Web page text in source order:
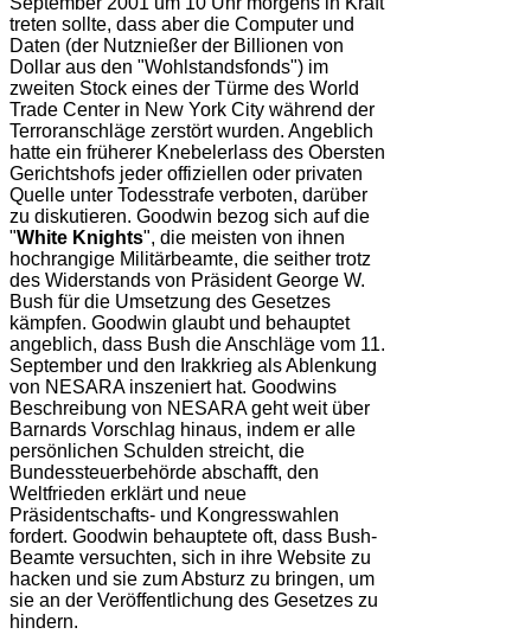
treten sollte, dass aber die Computer und
Daten (der Nutznießer der Billionen von
Dollar aus den "Wohlstandsfonds") im
zweiten Stock eines der Türme des World
Trade Center in New York City während der
Terroranschläge zerstört wurden. Angeblich
hatte ein früherer Knebelerlass des Obersten
Gerichtshofs jeder offiziellen oder privaten
Quelle unter Todesstrafe verboten, darüber
zu diskutieren. Goodwin bezog sich auf die
"White Knights", die meisten von ihnen
hochrangige Militärbeamte, die seither trotz
des Widerstands von Präsident George W.
Bush für die Umsetzung des Gesetzes
kämpfen. Goodwin glaubt und behauptet
angeblich, dass Bush die Anschläge vom 11.
September und den Irakkrieg als Ablenkung
von NESARA inszeniert hat. Goodwins
Beschreibung von NESARA geht weit über
Barnards Vorschlag hinaus, indem er alle
persönlichen Schulden streicht, die
Bundessteuerbehörde abschafft, den
Weltfrieden erklärt und neue
Präsidentschafts- und Kongresswahlen
fordert. Goodwin behauptete oft, dass Bush-
Beamte versuchten, sich in ihre Website zu
hacken und sie zum Absturz zu bringen, um
sie an der Veröffentlichung des Gesetzes zu
hindern.